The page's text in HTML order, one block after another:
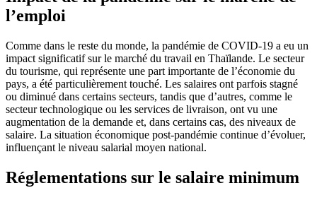
l’emploi
Comme dans le reste du monde, la pandémie de COVID-19 a eu un
impact significatif sur le marché du travail en Thaïlande. Le secteur
du tourisme, qui représente une part importante de l’économie du
pays, a été particulièrement touché. Les salaires ont parfois stagné
ou diminué dans certains secteurs, tandis que d’autres, comme le
secteur technologique ou les services de livraison, ont vu une
augmentation de la demande et, dans certains cas, des niveaux de
salaire. La situation économique post-pandémie continue d’évoluer,
influençant le niveau salarial moyen national.
Réglementations sur le salaire minimum